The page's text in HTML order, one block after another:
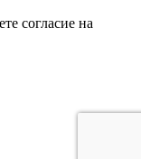
согласие на